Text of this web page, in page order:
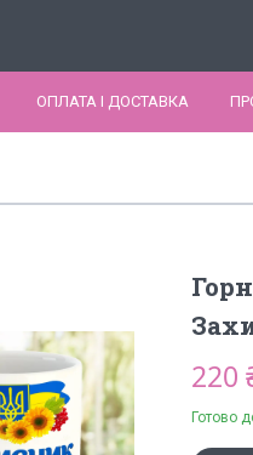
ОПЛАТА І ДОСТАВКА
220
Готово